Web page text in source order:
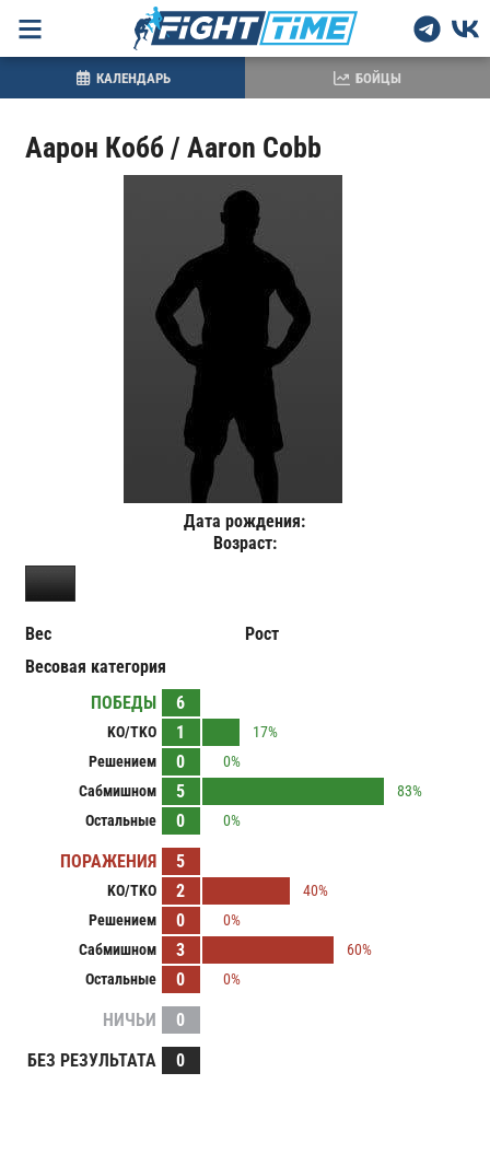
Аарон Кобб / Aaron Cobb
Дата рождения:
Возраст:
Вес
Рост
Весовая категория
ПОБЕДЫ
6
KO/TKO 1
17%
Решением
0
0%
Сабмишном
5
83%
Остальные
0 0%
ПОРАЖЕНИЯ 5
KO/TKO 2
40%
Решением
0
0%
Сабмишном
3
60%
Остальные
0 0%
НИЧЬИ
0
БЕЗ РЕЗУЛЬТАТА
0
КАЛЕНДАРЬ БОЙЦЫ